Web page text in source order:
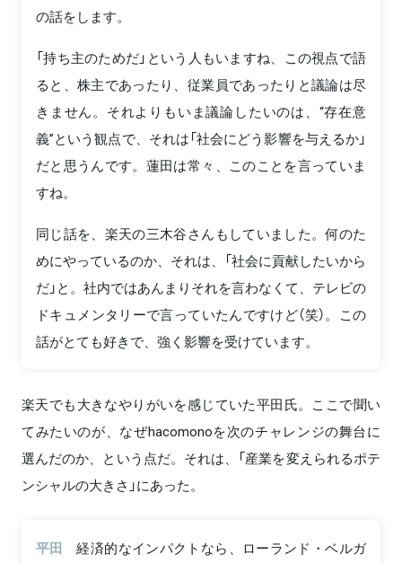
の話をします。
「持ち主のためだ」という人もいますね、この視点で語
ると、株主であったり、従業員であったりと議論は尽
きません。それよりもいま議論したいのは、“存在意
義”という観点で、それは「社会にどう影響を与えるか」
だと思うんです。蓮田は常々、このことを言っていま
すね。
同じ話を、楽天の三木谷さんもしていました。何のた
めにやっているのか、それは、「社会に貢献したいから
だ」と。社内ではあんまりそれを言わなくて、テレビの
ドキュメンタリーで言っていたんですけど（笑）。この
話がとても好きで、強く影響を受けています。
楽天でも大きなやりがいを感じていた平田氏。ここで聞い
てみたいのが、なぜhacomonoを次のチャレンジの舞台に
選んだのか、という点だ。それは、「産業を変えられるポテ
ンシャルの大きさ」にあった。
平田
経済的なインパクトなら、ローランド・ベルガ